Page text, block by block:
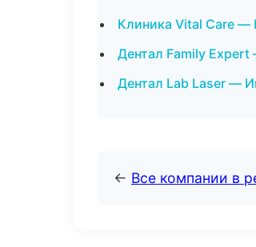
Клиника Vital Care —
Дентал Family
Дентал Lab Laser —
← Все компании в